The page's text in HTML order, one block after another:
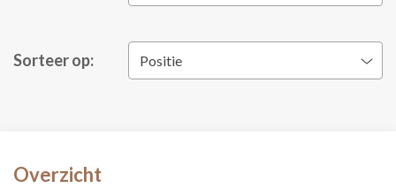
Sorteer op: Positie
Overzicht